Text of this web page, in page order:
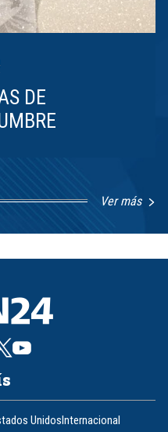
DE
Ver más
UnidosInternacional